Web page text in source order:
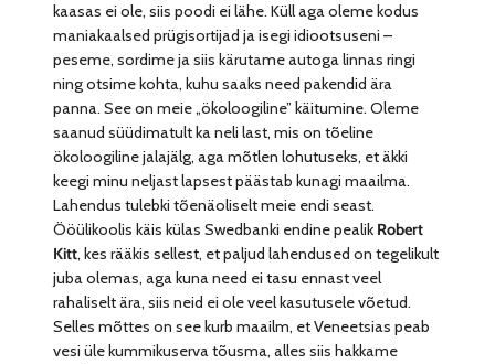
kaasas ei ole, siis poodi ei lähe. Küll aga oleme kodus
maniakaalsed prügisortijad ja isegi idiootsuseni –
peseme, sordime ja siis kärutame autoga linnas ringi
ning otsime kohta, kuhu saaks need pakendid ära
panna. See on meie „ökoloogiline” käitumine. Oleme
saanud süüdimatult ka neli last, mis on tõeline
ökoloogiline jalajälg, aga mõtlen lohutuseks, et äkki
keegi minu neljast lapsest päästab kunagi maailma.
Lahendus tulebki tõenäoliselt meie endi seast.
Ööülikoolis käis külas Swedbanki endine pealik Robert
Kitt, kes rääkis sellest, et paljud lahendused on tegelikult
juba olemas, aga kuna need ei tasu ennast veel
rahaliselt ära, siis neid ei ole veel kasutusele võetud.
Selles mõttes on see kurb maailm, et Veneetsias peab
vesi üle kummikuserva tõusma, alles siis hakkame